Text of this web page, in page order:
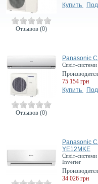
Отзывов (0)
Купить
Отзывов (0)
Panasonic
Спліт-
75 154 грн
Купить
Panasonic
YE12MKE
Спліт-
Inverter
34 026 грн